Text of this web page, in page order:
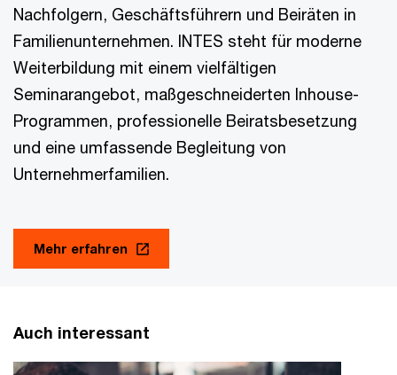
Nachfolgern, Geschäftsführern und Beiräten in
Familienunternehmen. INTES steht für moderne
Weiterbildung mit einem vielfältigen
Seminarangebot, maßgeschneiderten Inhouse-
Programmen, professionelle Beiratsbesetzung
und eine umfassende Begleitung von
Unternehmerfamilien.
Mehr erfahren
Auch interessant